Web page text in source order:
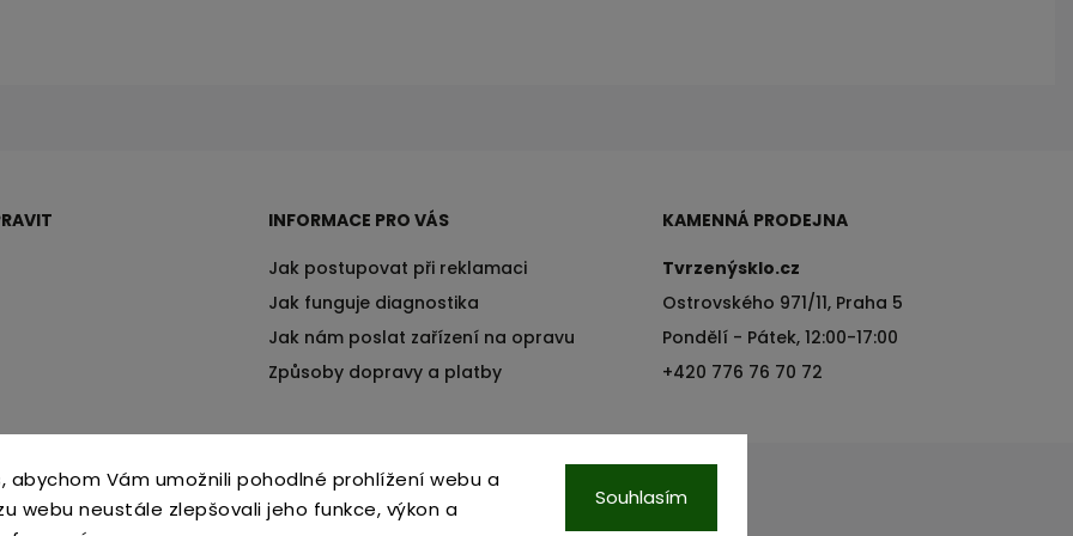
abychom Vám umožnili pohodlné prohlížení webu a
webu neustále zlepšovali jeho funkce, výkon a
Souhlasím
INFORMACE PRO VÁS
Jak postupovat při reklamaci
Jak funguje diagnostika
Jak nám poslat zařízení na opravu
Způsoby dopravy a platby
KAMENNÁ PRODEJNA
Tvrzenýsklo.cz
Ostrovského 971/11, Praha 5
Pondělí - Pátek, 12:00-17:00
+420 776 76 70 72
Copyright 2026Tvrzenýsklo.cz. Všechna práva vyhrazena.